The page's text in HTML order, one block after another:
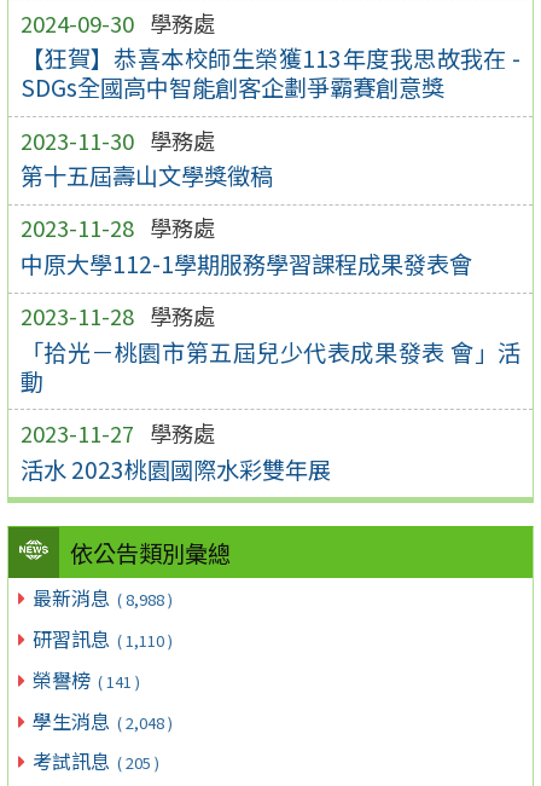
2024-09-30 學務處
【狂賀】恭喜本校師生榮獲113年度我思故我在 -
SDGs全國高中智能創客企劃爭霸賽創意獎
2023-11-30 學務處
第十五屆壽山文學獎徵稿
2023-11-28 學務處
中原大學112-1學期服務學習課程成果發表會
2023-11-28 學務處
「拾光－桃園市第五屆兒少代表成果發表 會」活
動
2023-11-27 學務處
活水 2023桃園國際水彩雙年展
依公告類別彙總
最新消息 ( 8,988 )
研習訊息 ( 1,110 )
榮譽榜 ( 141 )
學生消息 ( 2,048 )
考試訊息 ( 205 )